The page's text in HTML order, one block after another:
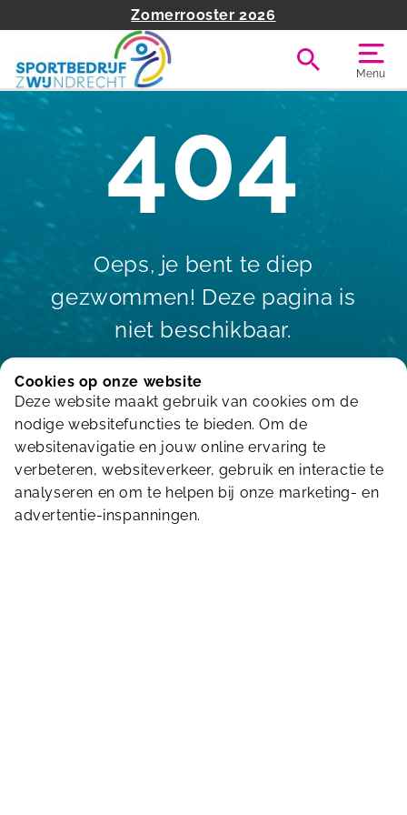
Zomerrooster 2026
Menu
404
Oeps, je bent te diep
gezwommen! Deze pagina is
niet beschikbaar.
Terug naar Home
Stuur ons een bericht
Cookies op onze website
Deze website maakt gebruik van cookies om de
nodige websitefuncties te bieden. Om de
websitenavigatie en jouw online ervaring te
verbeteren, websiteverkeer, gebruik en interactie te
analyseren en om te helpen bij onze marketing- en
advertentie-inspanningen.